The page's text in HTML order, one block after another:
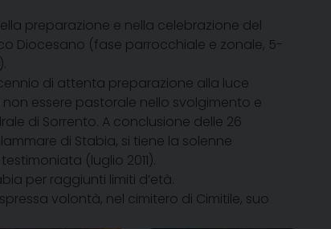
preparazione e nella celebrazione del
Diocesano (fase parrocchiale e zonale, 5-
di attenta preparazione alla luce
essere pastorale nello svolgimento e
di Sorrento. A conclusione delle 26
di Stabia, si tiene la solenne
(luglio 2011).
per raggiunti limiti d’età.
volontà, nel cimitero di Cimitile, suo